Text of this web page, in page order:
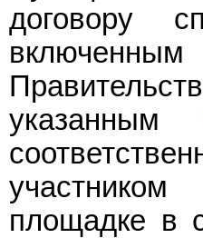
договору
указанным
участником
площадке в